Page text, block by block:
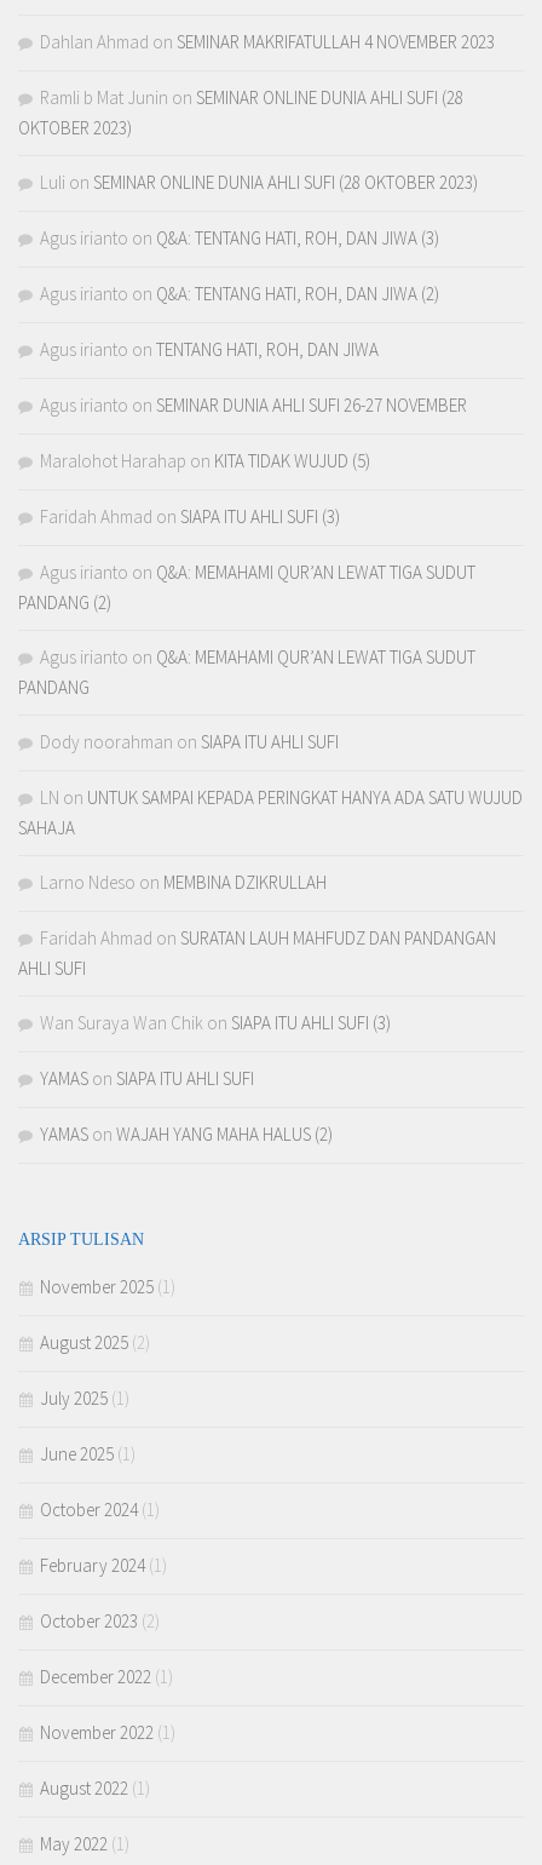
Dahlan Ahmad on SEMINAR MAKRIFATULLAH 4 NOVEMBER 2023
Ramli b Mat Junin on SEMINAR ONLINE DUNIA AHLI SUFI (28
OKTOBER 2023)
Luli on SEMINAR ONLINE DUNIA AHLI SUFI (28 OKTOBER 2023)
Agus irianto on Q&A: TENTANG HATI, ROH, DAN JIWA (3)
Agus irianto on Q&A: TENTANG HATI, ROH, DAN JIWA (2)
Agus irianto on TENTANG HATI, ROH, DAN JIWA
Agus irianto on SEMINAR DUNIA AHLI SUFI 26-27 NOVEMBER
Maralohot Harahap on KITA TIDAK WUJUD (5)
Faridah Ahmad on SIAPA ITU AHLI SUFI (3)
Agus irianto on Q&A: MEMAHAMI QUR’AN LEWAT TIGA SUDUT
PANDANG (2)
Agus irianto on Q&A: MEMAHAMI QUR’AN LEWAT TIGA SUDUT
PANDANG
Dody noorahman on SIAPA ITU AHLI SUFI
LN on UNTUK SAMPAI KEPADA PERINGKAT HANYA ADA SATU WUJUD
SAHAJA
Larno Ndeso on MEMBINA DZIKRULLAH
Faridah Ahmad on SURATAN LAUH MAHFUDZ DAN PANDANGAN
AHLI SUFI
Wan Suraya Wan Chik on SIAPA ITU AHLI SUFI (3)
YAMAS on SIAPA ITU AHLI SUFI
YAMAS on WAJAH YANG MAHA HALUS (2)
ARSIP TULISAN
November 2025 (1)
August 2025 (2)
July 2025 (1)
June 2025 (1)
October 2024(1)
February 2024(1)
October 2023 (2)
December 2022 (1)
November 2022 (1)
August 2022 (1)
May 2022 (1)